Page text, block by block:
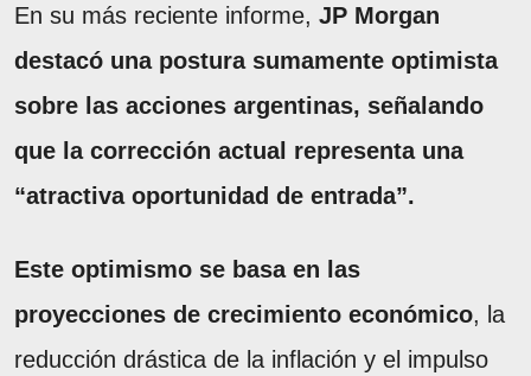
En su más reciente informe, JP Morgan
destacó una postura sumamente optimista
sobre las acciones argentinas, señalando
que la corrección actual representa una
“atractiva oportunidad de entrada”.
Este optimismo se basa en las
proyecciones de crecimiento económico, la
reducción drástica de la inflación y el impulso